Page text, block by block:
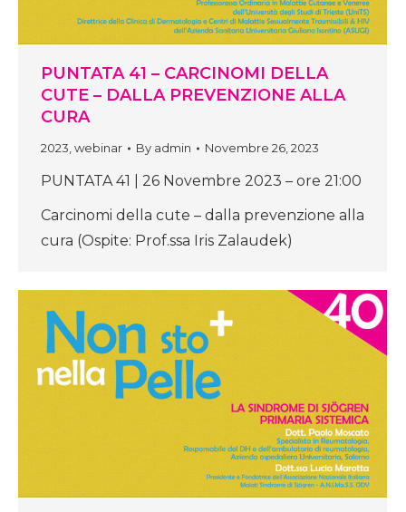
PUNTATA 41 – CARCINOMI DELLA
CUTE – DALLA PREVENZIONE ALLA
CURA
2023 webinar By admin Novembre 26, 2023
PUNTATA 41 | 26 Novembre 2023 – ore 21:00
Carcinomi della cute – dalla prevenzione alla
cura (Ospite: Prof.ssa Iris Zalaudek)